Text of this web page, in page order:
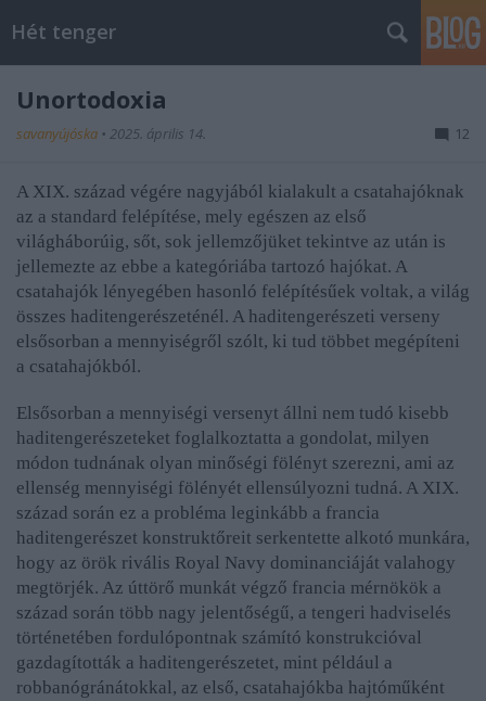
Hét tenger
Unortodoxia
savanyújóska • 2025. április 14. 12
A XIX. század végére nagyjából kialakult a csatahajóknak
az a standard felépítése, mely egészen az első
világháborúig, sőt, sok jellemzőjüket tekintve az után is
jellemezte az ebbe a kategóriába tartozó hajókat. A
csatahajók lényegében hasonló felépítésűek voltak, a világ
összes haditengerészeténél. A haditengerészeti verseny
elsősorban a mennyiségről szólt, ki tud többet megépíteni
a csatahajókból.
Elsősorban a mennyiségi versenyt állni nem tudó kisebb
haditengerészeteket foglalkoztatta a gondolat, milyen
módon tudnának olyan minőségi fölényt szerezni, ami az
ellenség mennyiségi fölényét ellensúlyozni tudná. A XIX.
század során ez a probléma leginkább a francia
haditengerészet konstruktőreit serkentette alkotó munkára,
hogy az örök rivális Royal Navy dominanciáját valahogy
megtörjék. Az úttörő munkát végző francia mérnökök a
század során több nagy jelentőségű, a tengeri hadviselés
történetében fordulópontnak számító konstrukcióval
gazdagították a haditengerészetet, mint például a
robbanógránátokkal, az első, csatahajókba hajtóműként